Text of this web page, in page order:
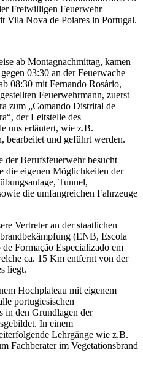
Freiwilligen Feuerwehr
Vila Nova de Poiares in Portugal.
ab Montagnachmittag, kamen
03:30 an der Feuerwache
08:30 mit Fernando Rosàrio,
Feuerwehrmann, zuerst
zum „Comando Distrital de
der Leitstelle des
uns erläutert, wie z.B.
bearbeitet und geführt werden.
der Berufsfeuerwehr besucht
die eigenen Möglichkeiten der
Tunnel,
die umfangreichen Fahrzeuge
Vertreter an der staatlichen
(ENB, Escola
Formação Especializado em
ca. 15 Km entfernt von der
liegt.
Hochplateau mit eigenem
portugiesischen
in den Grundlagen der
In einem
Lehrgänge wie z.B.
Fachberater im Vegetationsbrand